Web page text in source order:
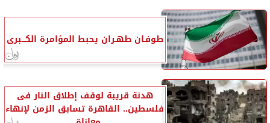
طوفـان طهـران يحبط المؤامرة الكـــبرى
هدنة قريبة لوقف إطلاق النار فى
فلسطين.. القاهرة تسابق الزمن لإنهاء